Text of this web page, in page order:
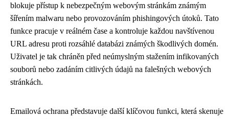
blokuje přístup k nebezpečným webovým stránkám známým
šířením malwaru nebo provozováním phishingových útoků. Tato
funkce pracuje v reálném čase a kontroluje každou navštívenou
URL adresu proti rozsáhlé databázi známých škodlivých domén.
Uživatel je tak chráněn před neúmyslným stažením infikovaných
souborů nebo zadáním citlivých údajů na falešných webových
stránkách.
Emailová ochrana představuje další klíčovou funkci, která skenuje